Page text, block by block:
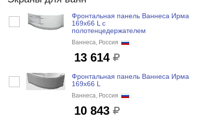
Фронтальная панель Ваннеса Ирма
169x66 L с
полотенцедержателем
Ваннеса, Россия
13 614
Фронтальная панель Ваннеса Ирма
169x66 L
Ваннеса, Россия
10 843